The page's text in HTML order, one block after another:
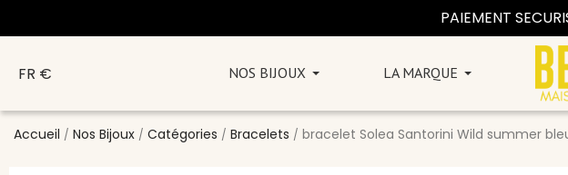
PAIEMENT
FR € NOS BIJOUX LA MARQUE
Accueil Nos Bijoux Catégories Bracelets bracelet Solea Santorini Wild summer